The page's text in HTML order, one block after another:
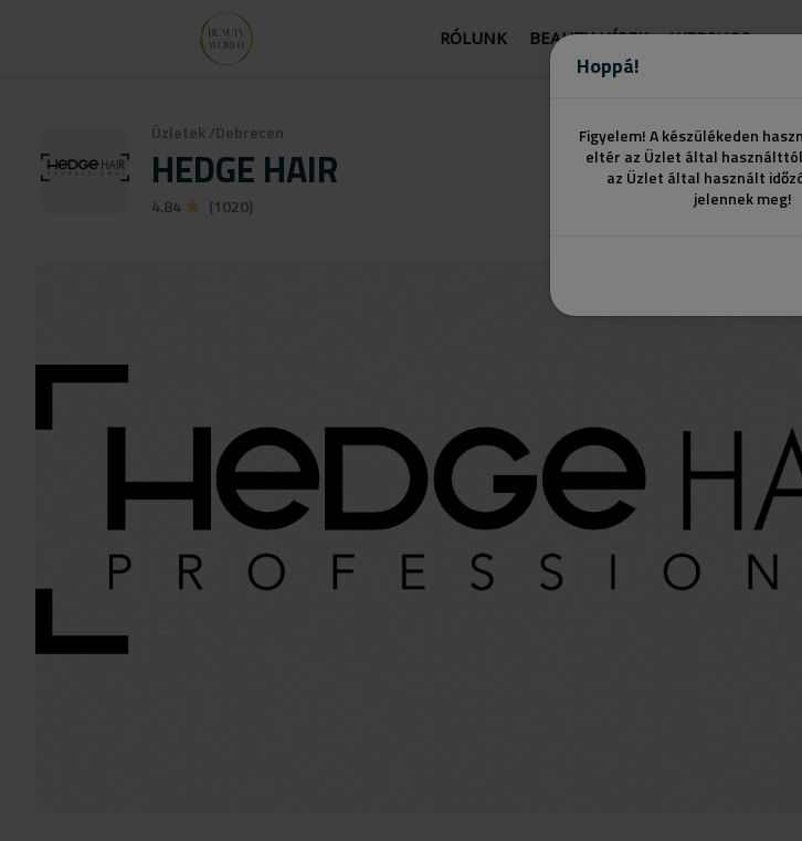
Hoppá!
Figyelem! A készülékeden
eltér az Üzlet által
az Üzlet által használt
jelennek meg!
RÓLUNK BEAUTY HÍREK WEBSHOP
Üzletek /Debrecen
HEDGE HAIR
4.84 (1020)